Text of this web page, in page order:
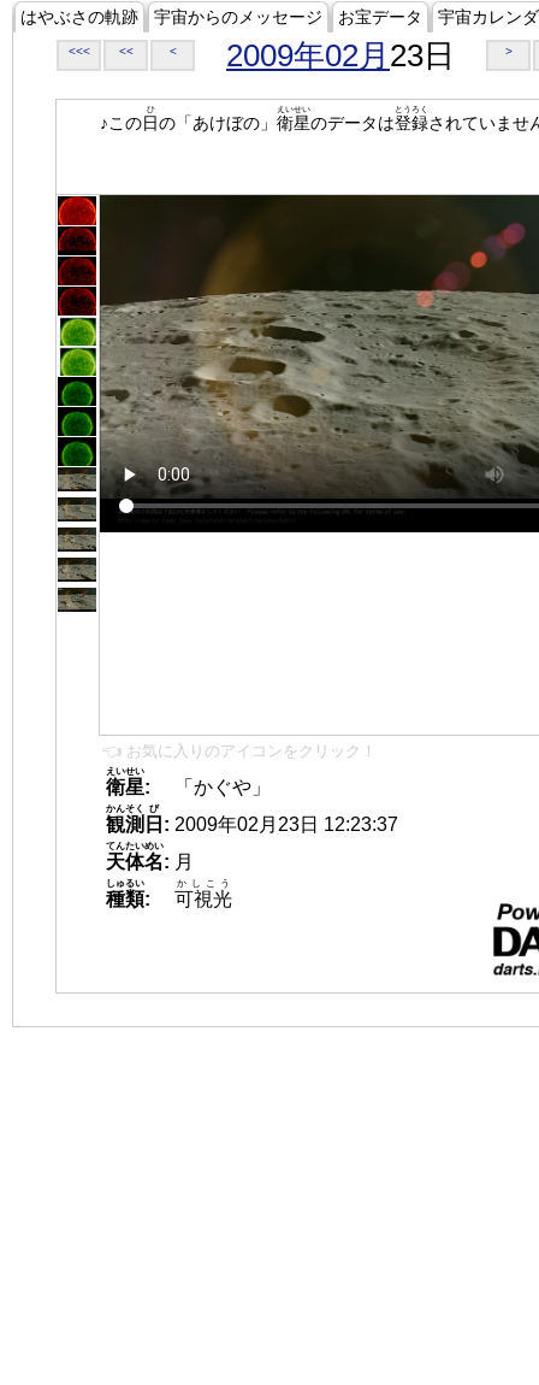
はやぶさの軌跡 宇宙からのメッセージ お宝データ 宇宙カレン
<<< << < 2009年02月 23日 >
♪この日
ひ
の「あけぼの」 衛星
えいせい
のデータは登録
とうろく
されていませ
👈 お気に入りのアイコンをクリック！
衛星
えいせい
:
「かぐや」
観測
かんそく
日
び
: 2009年02月23日 12:23:37
天体名
てんたいめい
: 月
種類
しゅるい
: 可視光
かしこう